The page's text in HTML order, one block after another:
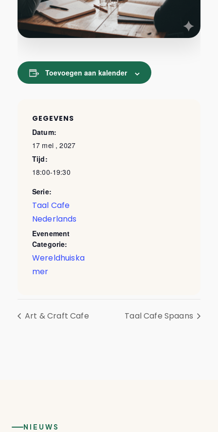
Toevoegen aan kalender
GEGEVENS
Datum:
17 mei , 2027
Tijd:
18:00-19:30
Serie:
Taal Cafe
Nederlands
Evenement
Categorie:
Wereldhuiska
mer
Art & Craft Cafe Taal Cafe Spaans
NIEUWS